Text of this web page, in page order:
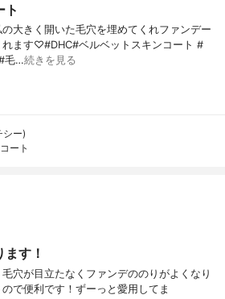
ト
大きく開いた毛穴を埋めてくれファンデー
れます♡#DHC#ベルベットスキンコート #
毛…続きを見る
シー)
ート
す！
穴が目立たなくファンデののりがよくなり
で便利です！ずーっと愛用してま